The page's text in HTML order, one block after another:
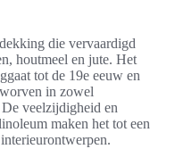
die vervaardigd
houtmeel en jute. Het
tot de 19e eeuw en
in zowel
veelzijdigheid en
maken het tot een